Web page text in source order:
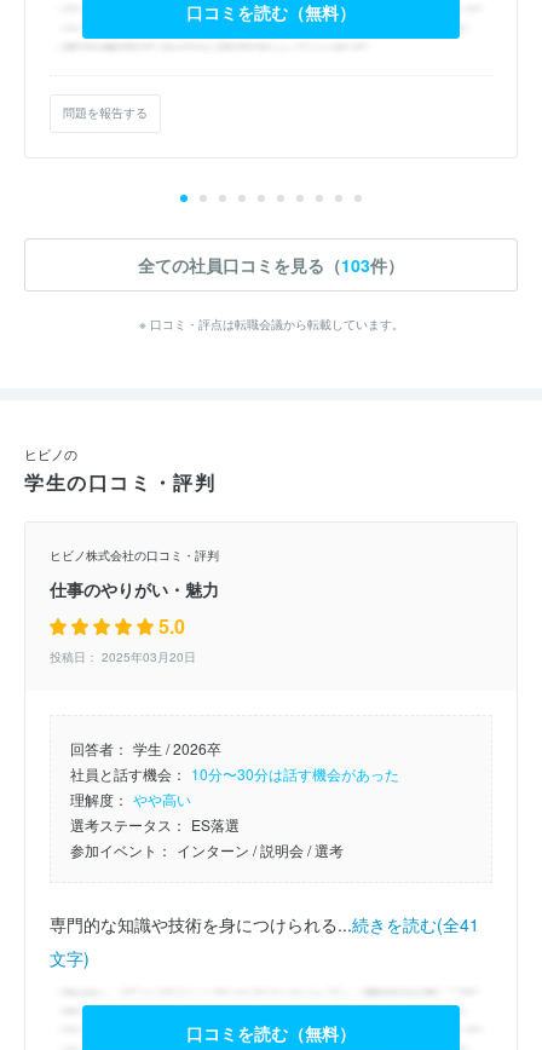
口コミを読む（無料）
問題を報告する
全ての社員口コミを見る（103件）
※ 口コミ・評点は転職会議から転載しています。
ヒビノの
学生の口コミ・評判
ヒビノ株式会社の口コミ・評判
仕事のやりがい・魅力
5.0
投稿日： 2025年03月20日
回答者： 学生 / 2026卒
社員と話す機会： 10分〜30分は話す機会があった
理解度： やや高い
選考ステータス： ES落選
参加イベント： インターン / 説明会/ 選考
専門的な知識や技術を身につけられる...続きを読む(全41
文字)
口コミを読む（無料）